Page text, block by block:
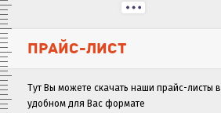
ПРАЙС-ЛИСТ
Тут Вы можете скачать наши прайс-листы в
удобном для Вас формате